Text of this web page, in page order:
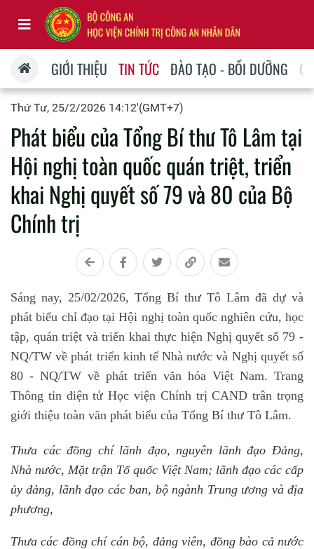
GIỚI THIỆU TIN TỨC ĐÀO TẠO - BỒI DƯỠNG
Thứ Tư, 25/2/2026 14:12'(GMT+7)
Phát biểu của Tổng Bí thư Tô Lâm tại
Hội nghị toàn quốc quán triệt, triển
khai Nghị quyết số 79 và 80 của Bộ
Chính trị
Sáng nay, 25/02/2026, Tổng Bí thư Tô Lâm đã dự và
phát biểu chỉ đạo tại Hội nghị toàn quốc nghiên cứu, học
tập, quán triệt và triển khai thực hiện Nghị quyết số 79 -
NQ/TW về phát triển kinh tế Nhà nước và Nghị quyết số
80 - NQ/TW về phát triển văn hóa Việt Nam. Trang
Thông tin điện tử Học viện Chính trị CAND trân trọng
giới thiệu toàn văn phát biểu của Tổng Bí thư Tô Lâm.
Thưa các đồng chí lãnh đạo, nguyên lãnh đạo Đảng,
Nhà nước, Mặt trận Tổ quốc Việt Nam; lãnh đạo các cấp
ủy đảng, lãnh đạo các ban, bộ ngành Trung ương và địa
phương,
Thưa các đồng chí cán bộ, đảng viên, đồng bào cả nước